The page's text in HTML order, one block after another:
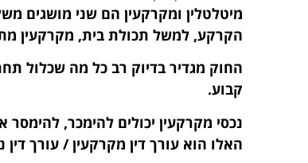
מיטלטלין ומקרקעין הם שני מושגים
הקרקע, למשל תכולת בית, מקרקעין
החוק מגדיר בדיוק רב כל מה שכלול
קבוע.
נכסי מקרקעין יכולים להימכר,
האלו הוא עורך דין מקרקעין / עורך דין